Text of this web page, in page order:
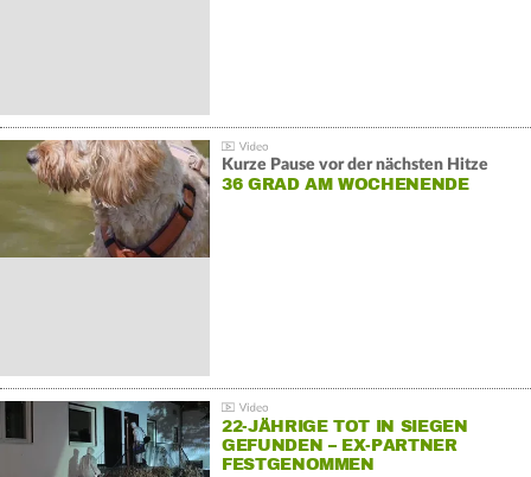
Kurze Pause vor der nächsten Hitze
36 GRAD AM WOCHENENDE
22-JÄHRIGE TOT IN SIEGEN
GEFUNDEN – EX-PARTNER
FESTGENOMMEN